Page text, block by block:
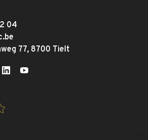
04
77, 8700 Tielt